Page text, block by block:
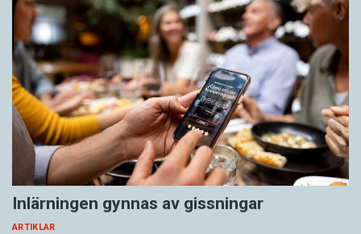
Inlärningen gynnas av gissningar
ARTIKLAR